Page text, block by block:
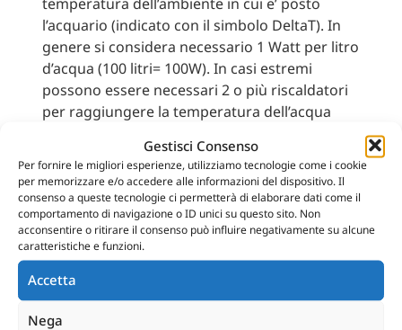
Gestisci Consenso
Per fornire le migliori esperienze, utilizziamo tecnologie come i cookie
per memorizzare e/o accedere alle informazioni del dispositivo. Il
consenso a queste tecnologie ci permetterà di elaborare dati come il
comportamento di navigazione o ID unici su questo sito. Non
acconsentire o ritirare il consenso può influire negativamente su alcune
caratteristiche e funzioni.
Accetta
Nega
l’acquario (indicato con il simbolo DeltaT). In
genere si considera necessario 1 Watt per litro
d’acqua (100 litri= 100W). In casi estremi
possono essere necessari 2 o più riscaldatori
per raggiungere la temperatura dell’acqua
esiste una buona circolazione d’acqua.
TI POTREBBE